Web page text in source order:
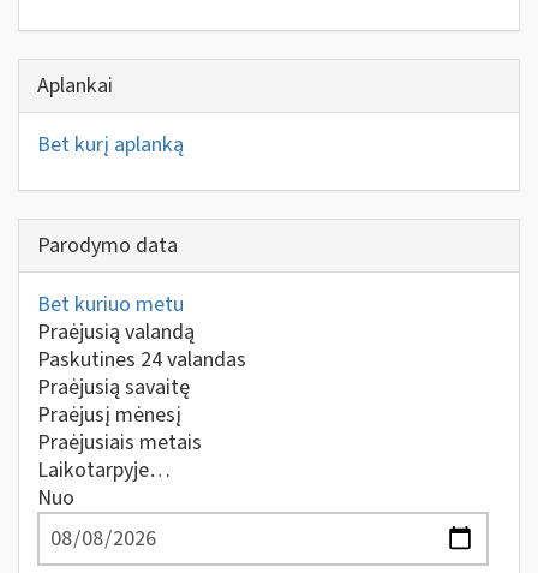
Aplankai
Bet kurį aplanką
Parodymo data
Bet kuriuo metu
Praėjusią valandą
Paskutines 24 valandas
Praėjusią savaitę
Praėjusį mėnesį
Praėjusiais metais
Laikotarpyje…
Nuo